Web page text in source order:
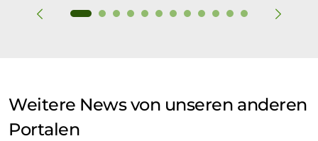
Weitere News von unseren anderen
Portalen